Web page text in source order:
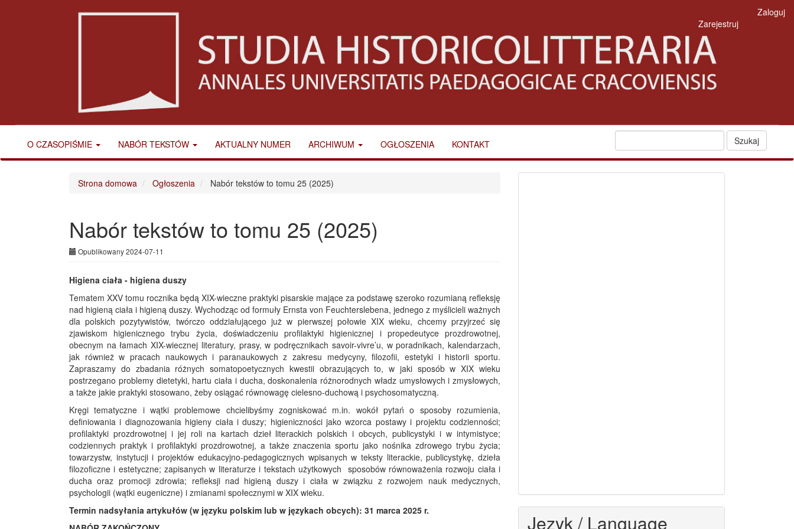
Zarejestruj
Zaloguj
O CZASOPIŚMIE NABÓR TEKSTÓW AKTUALNY NUMER ARCHIWUM OGŁOSZENIA KONTAKT Szukaj
Strona domowa Ogłoszenia Nabór tekstów to tomu 25 (2025)
Nabór tekstów to tomu 25 (2025)
Opublikowany 2024-07-11
Higiena ciała - higiena duszy
Tematem XXV tomu rocznika będą XIX-wieczne praktyki pisarskie mające za podstawę szeroko rozumianą refleksję
nad higieną ciała i higieną duszy. Wychodząc od formuły Ernsta von Feuchterslebena, jednego z myślicieli ważnych
dla polskich pozytywistów, twórczo oddziałującego już w pierwszej połowie XIX wieku, chcemy przyjrzeć się
zjawiskom higienicznego trybu życia, doświadczeniu profilaktyki higienicznej i propedeutyce prozdrowotnej,
obecnym na łamach XIX-wiecznej literatury, prasy, w podręcznikach savoir-vivre’u, w poradnikach, kalendarzach,
jak również w pracach naukowych i paranaukowych z zakresu medycyny, filozofii, estetyki i historii sportu.
Zapraszamy do zbadania różnych somatopoetycznych kwestii obrazujących to, w jaki sposób w XIX wieku
postrzegano problemy dietetyki, hartu ciała i ducha, doskonalenia różnorodnych władz umysłowych i zmysłowych,
a także jakie praktyki stosowano, żeby osiągać równowagę cielesno-duchową i psychosomatyczną.
Kręgi tematyczne i wątki problemowe chcielibyśmy zogniskować m.in. wokół pytań o sposoby rozumienia,
definiowania i diagnozowania higieny ciała i duszy; higieniczności jako wzorca postawy i projektu codzienności;
profilaktyki prozdrowotnej i jej roli na kartach dzieł literackich polskich i obcych, publicystyki i w intymistyce;
codziennych praktyk i profilaktyki prozdrowotnej, a także znaczenia sportu jako nośnika zdrowego trybu życia;
towarzystw, instytucji i projektów edukacyjno-pedagogicznych wpisanych w teksty literackie, publicystykę, dzieła
filozoficzne i estetyczne; zapisanych w literaturze i tekstach użytkowych sposobów równoważenia rozwoju ciała i
ducha oraz promocji zdrowia; refleksji nad higieną duszy i ciała w związku z rozwojem nauk medycznych,
psychologii (wątki eugeniczne) i zmianami społecznymi w XIX wieku.
Termin nadsyłania artykułów (w języku polskim lub w językach obcych): 31 marca 2025 r.
Język / Language